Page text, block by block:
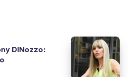
DiNozzo:
Alessandra
Mussolini,
carriera